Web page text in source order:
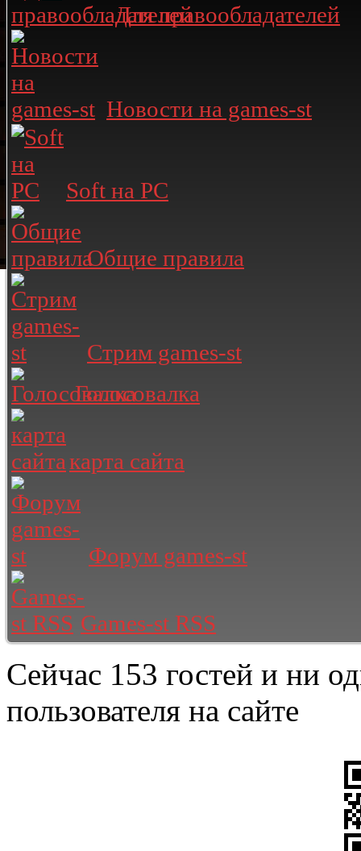
Для правообладателей
Новости на games-st
Soft на PC
Общие правила
Стрим games-st
Голосовалка
карта сайта
Форум games-st
Games-st RSS
Сейчас 153 гостей и ни
пользователя на сайте